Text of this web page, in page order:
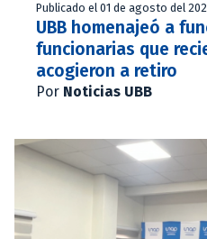
Publicado el 01 de agosto del
UBB homenajeó a
funcionarias que
acogieron a retiro
Por Noticias UBB